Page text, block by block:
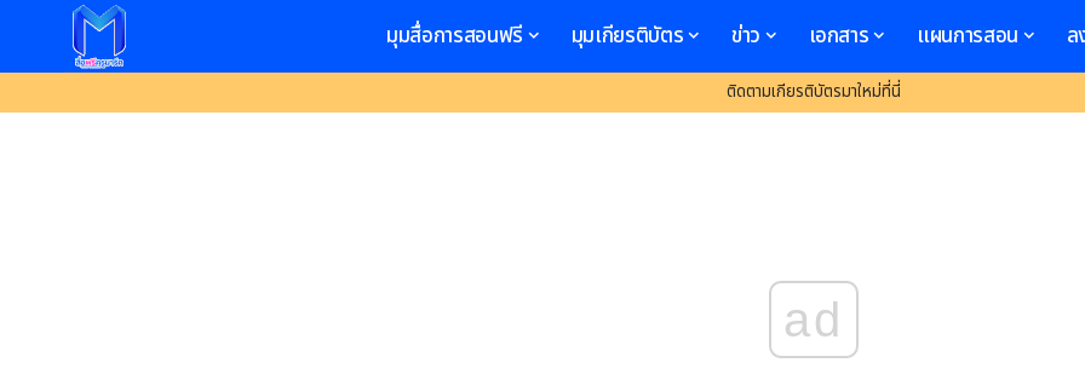
มุมสื่อการสอนฟรี มุมเกียรติบัตร ข่าว เอกสาร แผนการสอน
ติดตามเกียรติบัตรมาใหม่ที่นี่
ad